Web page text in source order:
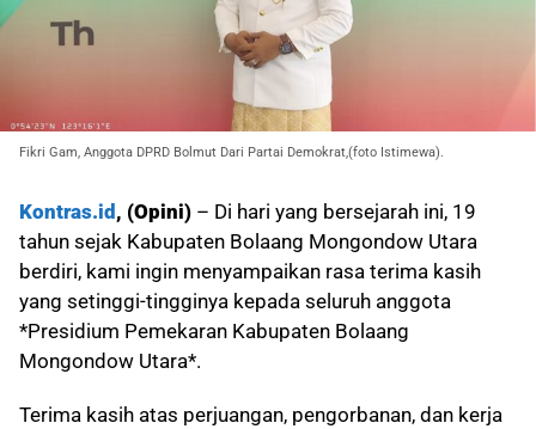
Fikri Gam, Anggota DPRD Bolmut Dari Partai Demokrat,(foto Istimewa).
Kontras.id , (Opini) – Di hari yang bersejarah ini, 19
tahun sejak Kabupaten Bolaang Mongondow Utara
berdiri, kami ingin menyampaikan rasa terima kasih
yang setinggi-tingginya kepada seluruh anggota
*Presidium Pemekaran Kabupaten Bolaang
Mongondow Utara*.
Terima kasih atas perjuangan, pengorbanan, dan kerja